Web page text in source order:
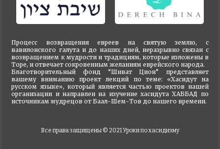
Процесс возвращения евреев на святую землю, с
вавилонского галута и до наших дней, неразрывно связан с
возвращением к мудрости и традициям, которые изложены в
Торе, и отвечает сокровенным желаниям еврейского народа.
Благотворительный фонд “Шиват Цион” представляет
вашему вниманию проект лекций по теме: «Хасидут на
русском языке», который является частью проектов нашей
организации и направлен на изучение хасидута ХАББАД по
источникам мудрецов от Баал-Шем-Тов до нашего времени.
Все права защищены © 2021 Уроки по хасидизму